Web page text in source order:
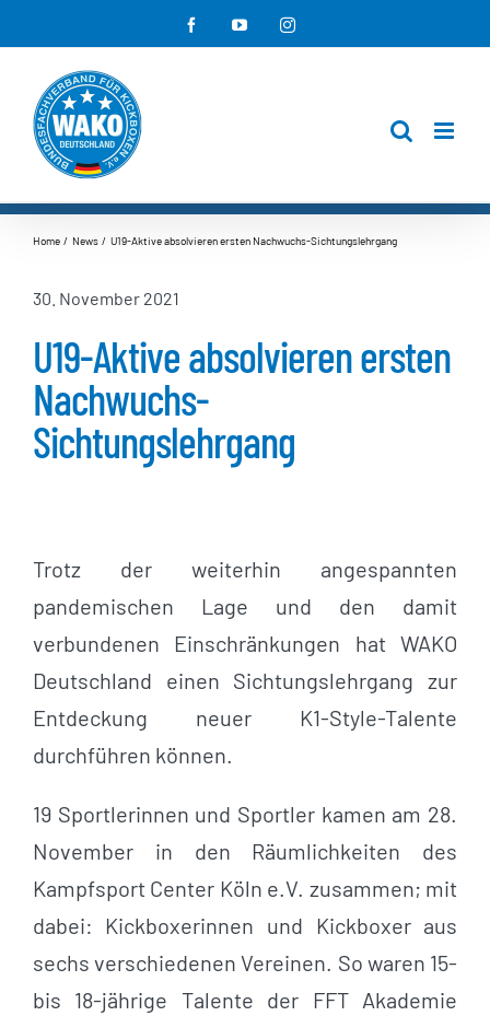
Inhalt
springen
FacebookYouTubeInstagram
Home News U19-Aktive absolvieren ersten Nachwuchs-Sichtungslehrgang
30. November 2021
U19-Aktive absolvieren ersten
Nachwuchs-
Sichtungslehrgang
Trotz der weiterhin angespannten
pandemischen Lage und den damit
verbundenen Einschränkungen hat WAKO
Deutschland einen Sichtungslehrgang zur
Entdeckung neuer K1-Style-Talente
durchführen können.
19 Sportlerinnen und Sportler kamen am 28.
November in den Räumlichkeiten des
Kampfsport Center Köln e.V. zusammen; mit
dabei: Kickboxerinnen und Kickboxer aus
sechs verschiedenen Vereinen. So waren 15-
bis 18-jährige Talente der FFT Akademie